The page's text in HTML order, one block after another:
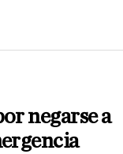
negarse a